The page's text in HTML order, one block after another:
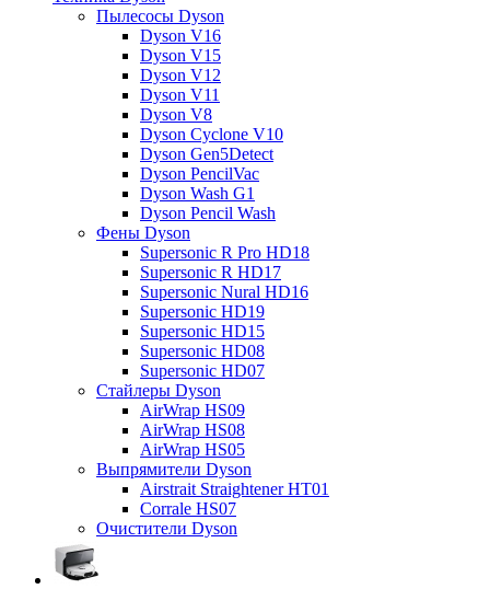
Пылесосы Dyson
Dyson V16
Dyson V15
Dyson V12
Dyson V11
Dyson V8
Dyson Cyclone V10
Dyson Gen5Detect
Dyson PencilVac
Dyson Wash G1
Dyson Pencil Wash
Фены Dyson
Supersonic R Pro HD18
Supersonic R HD17
Supersonic Nural HD16
Supersonic HD19
Supersonic HD15
Supersonic HD08
Supersonic HD07
Стайлеры Dyson
AirWrap HS09
AirWrap HS08
AirWrap HS05
Выпрямители Dyson
Airstrait Straightener HT01
Corrale HS07
Очистители Dyson